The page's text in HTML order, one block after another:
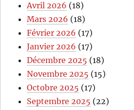
Avril 2026 (18)
Mars 2026 (18)
Février 2026 (17)
Janvier 2026 (17)
Décembre 2025 (18)
Novembre 2025 (15)
Octobre 2025 (17)
Septembre 2025 (22)